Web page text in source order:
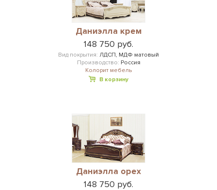
Даниэлла крем
148 750 руб.
Вид покрытия: ЛДСП, МДФ матовый
Производство: Россия
Колорит мебель
В корзину
Даниэлла орех
148 750 руб.